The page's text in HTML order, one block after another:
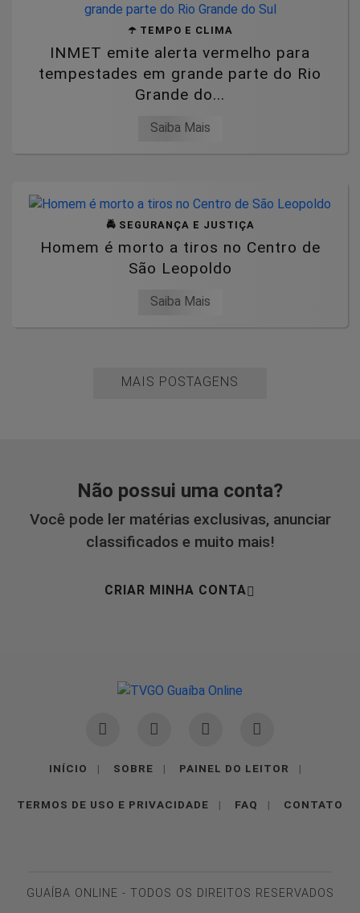
☂️ TEMPO E CLIMA
INMET emite alerta vermelho para
tempestades em grande parte do Rio
Grande do...
Saiba Mais
🚔 SEGURANÇA E JUSTIÇA
Homem é morto a tiros no Centro de
São Leopoldo
Saiba Mais
MAIS POSTAGENS
Não possui uma conta?
Você pode ler matérias exclusivas, anunciar
classificados e muito mais!
CRIAR MINHA CONTA
INÍCIO | SOBRE | PAINEL DO LEITOR |
TERMOS DE USO E PRIVACIDADE | FAQ | CONTATO
GUAÍBA ONLINE - TODOS OS DIREITOS RESERVADOS